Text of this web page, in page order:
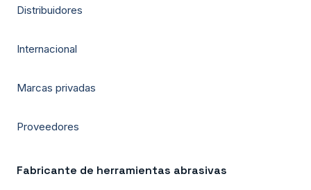
Distribuidores
Internacional
Marcas privadas
Proveedores
Fabricante de herramientas abrasivas